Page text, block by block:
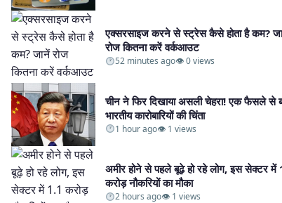
एक्सरसाइज करने से स्ट्रेस कैसे होता है कम?
रोज कितना करें वर्कआउट​
52 minutes ago👁 0 views
चीन ने फिर दिखाया असली चेहरा! एक फैसले से
भारतीय कारोबारियों की चिंता​
1 hour ago👁 1 views
अमीर होने से पहले बूढ़े हो रहे लोग, इस सेक्टर में
करोड़ नौकरियों का मौका​
2 hours ago👁 1 views